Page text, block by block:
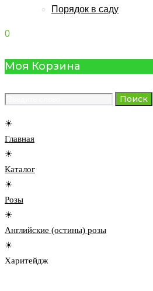
Порядок в саду
0
Моя Корзина
Поиск
☀
Главная
☀
Каталог
☀
Розы
☀
Английские (остины) розы
☀
Харитейдж